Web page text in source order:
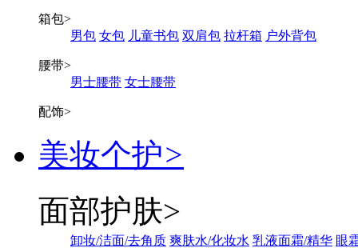
箱包>
男包 女包 儿童书包 双肩包 拉杆箱 户外背包
腰带>
男士腰带 女士腰带
配饰>
美妆个护>
面部护肤>
卸妆/洁面/去角质 爽肤水/化妆水 乳液面霜/精华 眼